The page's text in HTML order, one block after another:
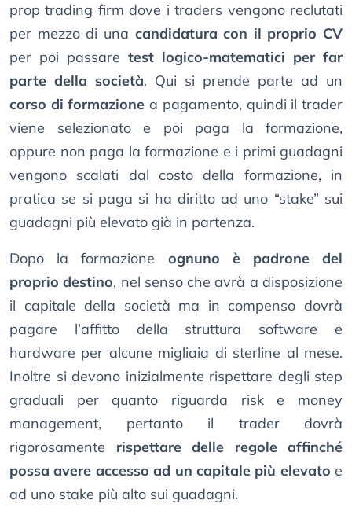
prop trading firm dove i traders vengono reclutati
per mezzo di una candidatura con il proprio CV
per poi passare test logico-matematici per far
parte della società. Qui si prende parte ad un
corso di formazione a pagamento, quindi il trader
viene selezionato e poi paga la formazione,
oppure non paga la formazione e i primi guadagni
vengono scalati dal costo della formazione, in
pratica se si paga si ha diritto ad uno “stake” sui
guadagni più elevato già in partenza.
Dopo la formazione ognuno è padrone del
proprio destino, nel senso che avrà a disposizione
il capitale della società ma in compenso dovrà
pagare l’affitto della struttura software e
hardware per alcune migliaia di sterline al mese.
Inoltre si devono inizialmente rispettare degli step
graduali per quanto riguarda risk e money
management, pertanto il trader dovrà
rigorosamente rispettare delle regole affinché
possa avere accesso ad un capitale più elevato e
ad uno stake più alto sui guadagni.